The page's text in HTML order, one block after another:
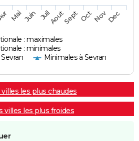
: maximales
: minimales
Minimales à Sevran
Mai Juin JuilAoutSept OctNovDec
villes les plus chaudes
villes les plus froides